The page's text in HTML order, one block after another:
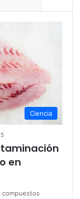
Ciencia
5
en